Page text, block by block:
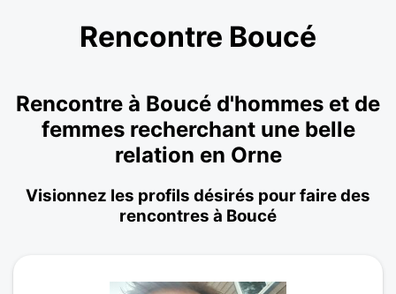
Rencontre Boucé
Rencontre à Boucé d'hommes et de
femmes recherchant une belle
relation en Orne
Visionnez les profils désirés pour faire des
rencontres à Boucé